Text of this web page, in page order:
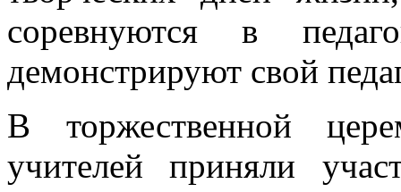
соревнуются в
демонстрируют свой
В торжественной
учителей приняли